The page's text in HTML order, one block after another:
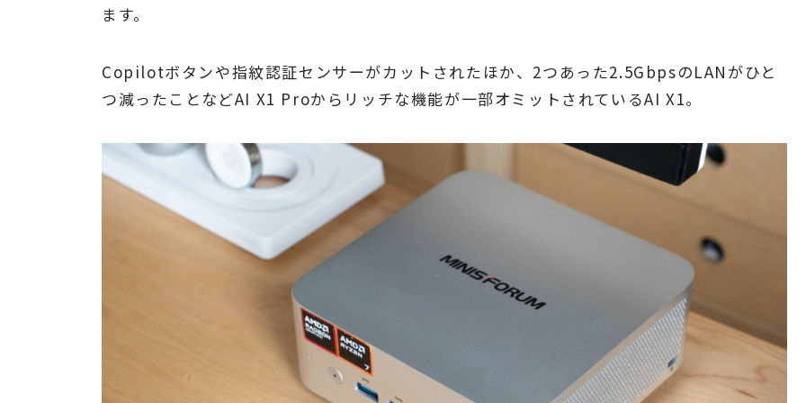
ます。
Copilotボタンや指紋認証センサーがカットされたほか、2つあった2.5GbpsのLANがひと
つ減ったことなどAI X1 Proからリッチな機能が一部オミットされているAI X1。